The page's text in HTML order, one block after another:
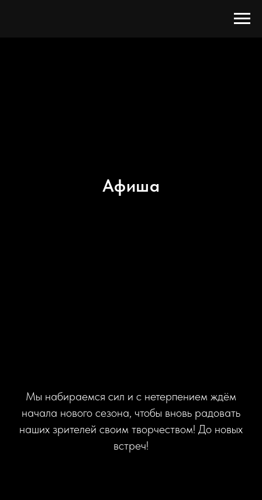
Афиша
Мы набираемся сил и с нетерпением ждём
начала нового сезона, чтобы вновь радовать
наших зрителей своим творчеством! До новых
встреч!